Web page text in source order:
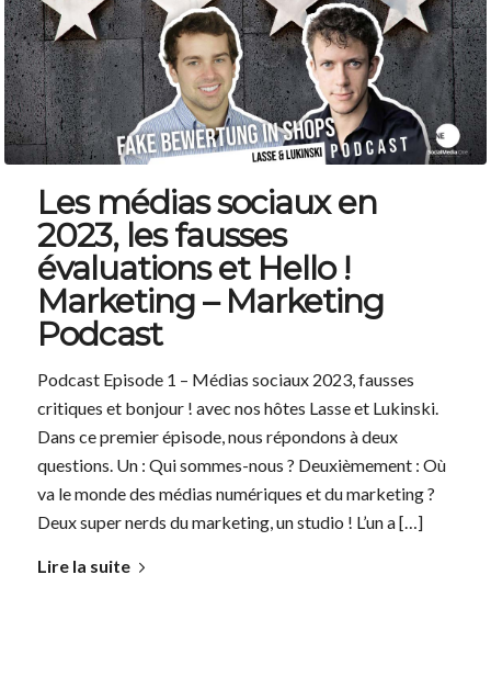
Les médias sociaux en
2023, les fausses
évaluations et Hello !
Marketing – Marketing
Podcast
Podcast Episode 1 – Médias sociaux 2023, fausses
critiques et bonjour ! avec nos hôtes Lasse et Lukinski.
Dans ce premier épisode, nous répondons à deux
questions. Un : Qui sommes-nous ? Deuxièmement : Où
va le monde des médias numériques et du marketing ?
Deux super nerds du marketing, un studio ! L’un a […]
Lire la suite